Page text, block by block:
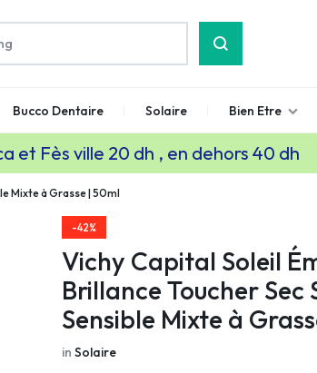
Bucco Dentaire Solaire Bien Etre
et Fès ville 20 dh , en dehors 40 dh
Mixte à Grasse | 50ml
-42%
Vichy Capital Soleil
Brillance Toucher Sec
Sensible Mixte à
inSolaire